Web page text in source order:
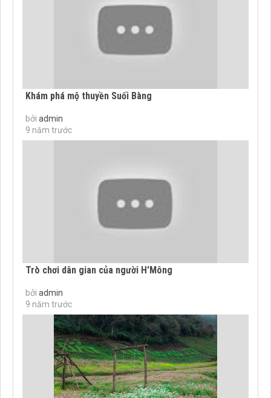
Khám phá mộ thuyền Suối Bàng
bởi admin
9 năm trước
Trò chơi dân gian của người H'Mông
bởi admin
9 năm trước